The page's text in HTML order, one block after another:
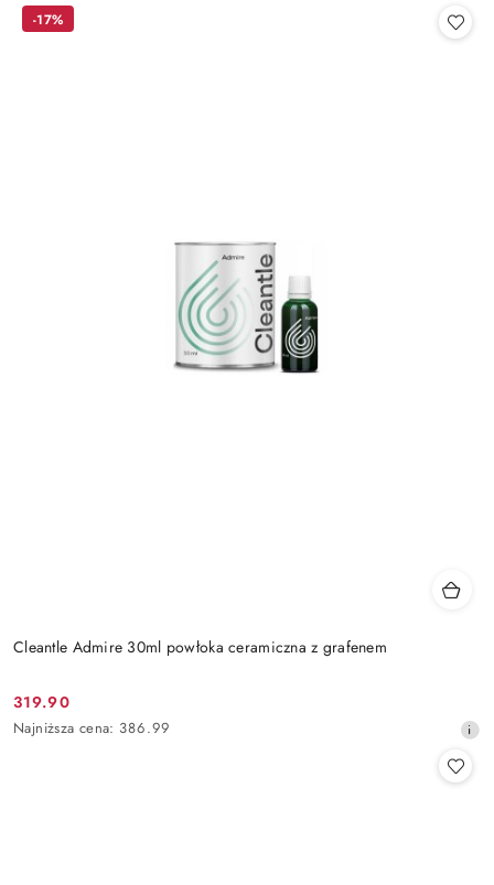
Cleantle Admire 30ml powłoka ceramiczna z grafenem
Cena
promocyjna:
319.90
Najniższa
Najniższa cena: 386.99
-17%